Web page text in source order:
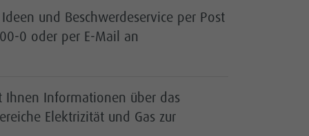
und Beschwerdeservice per Post
0 oder per E-Mail an
Ihnen Informationen über das
Elektrizität und Gas zur